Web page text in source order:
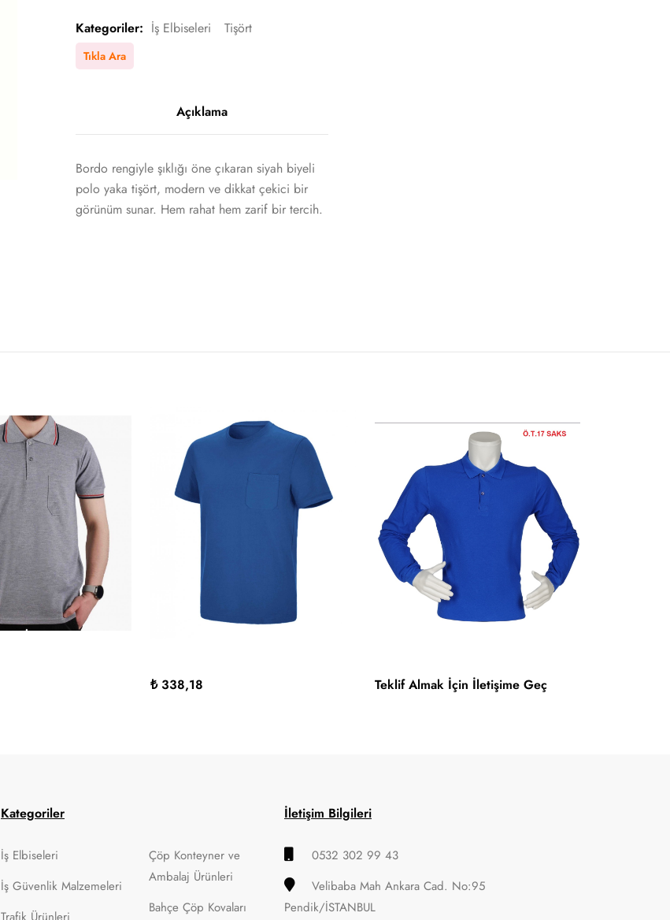
Kategoriler: İş Elbiseleri Tişört
Tıkla Ara
Açıklama
Bordo rengiyle şıklığı öne çıkaran siyah biyeli
polo yaka tişört, modern ve dikkat çekici bir
görünüm sunar. Hem rahat hem zarif bir tercih.
₺ 338,18 Teklif Almak İçin İletişime Geç
Kategoriler
İş Elbiseleri
İş Güvenlik Malzemeleri
Çöp Konteyner ve
Ambalaj Ürünleri
Bahçe Çöp Kovaları
İletişim Bilgileri
0532 302 99 43
Velibaba Mah Ankara Cad. No:95
Pendik/İSTANBUL